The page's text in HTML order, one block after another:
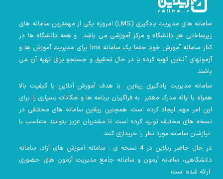
سامانه های مدیریت یادگیری (LMS) امروزه یکی از مهمترین سامانه های
زیرساختی هر دانشگاه و مرکز آموزشی می باشد . و همه دانشگاه ها در
کنار سامانه آموزش خود حتما یک سامانه lms
برای مدیریت آموزش ها و
آزمونهای آنلاین تهیه کرده یا در حال تحقیق و جستجو برای تهیه آن می
باشند.
سامانه مدیریت یادگیری ریلاین با هدف آموزش آنلاین با کیفیت بالا
همراه با ارائه مدرک معتبر به فراگیران برنامه ها و امکانات بسیاری را برای
این امر مهم ایجاد کرده است. همچنین ریلاین سامانه های مختلفی در
نسخه های مختلف تولید کرده است تا مشتریان عزیز بتوانند متناسب با
در حال حاضر ریلاین در 4 نسخه ی : سامانه آموزش های آزاد، سامانه
دانشگاهی، سامانه آزمون و سامانه جامع مدیریت آزمون های حضوری